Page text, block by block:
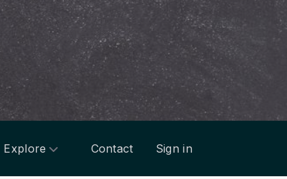
Explore Contact Sign in